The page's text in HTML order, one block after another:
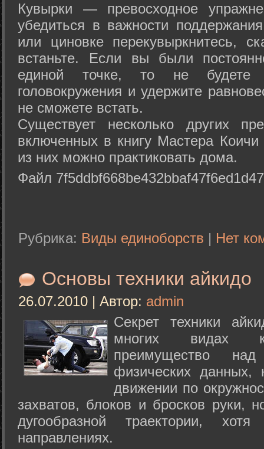
Кувырки — превосходное
убедиться в важности
или циновке перекувыркнитесь,
встаньте. Если вы были
единой точке, то не будете
головокружения и удержите
не сможете встать.
Существует несколько других
включенных в книгу Мастера
из них можно практиковать дома.
Файл
Рубрика: Виды единоборств | Нет
Основы техники айкидо
26.07.2010 | Автор: admin
Секрет техники
многих видах
преимущество
физических данных,
движении по
захватов, блоков и бросков руки,
дугообразной траектории,
направлениях.